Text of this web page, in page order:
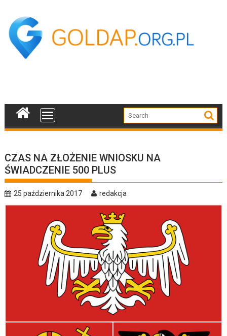
content
CZAS NA ZŁOŻENIE WNIOSKU NA
ŚWIADCZENIE 500 PLUS
25 października 2017 redakcja